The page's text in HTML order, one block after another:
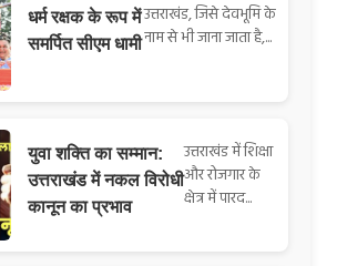
धर्म रक्षक के रूप में
समर्पित सीएम धामी
उत्तराखंड, जिसे देवभूमि के
नाम से भी जाना जाता है,...
युवा शक्ति का सम्मान:
उत्तराखंड में नकल विरोधी
कानून का प्रभाव
उत्तराखंड में शिक्षा
और रोजगार के
क्षेत्र में पारद...